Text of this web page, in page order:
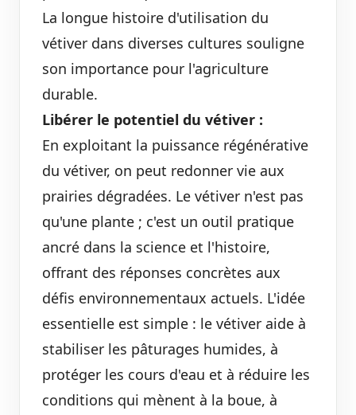
La longue histoire d'utilisation du
vétiver dans diverses cultures souligne
son importance pour l'agriculture
durable.
Libérer le potentiel du vétiver :
En exploitant la puissance régénérative
du vétiver, on peut redonner vie aux
prairies dégradées. Le vétiver n'est pas
qu'une plante ; c'est un outil pratique
ancré dans la science et l'histoire,
offrant des réponses concrètes aux
défis environnementaux actuels. L'idée
essentielle est simple : le vétiver aide à
stabiliser les pâturages humides, à
protéger les cours d'eau et à réduire les
conditions qui mènent à la boue, à